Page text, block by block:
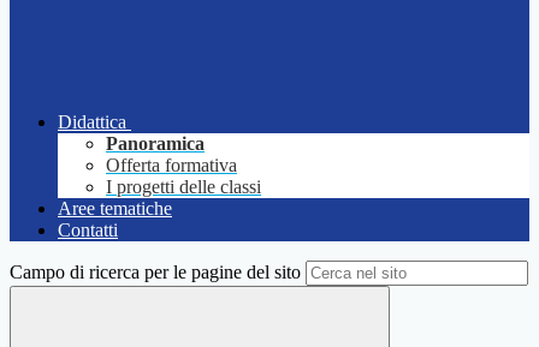
Didattica
Panoramica
Offerta formativa
I progetti delle classi
Aree tematiche
Contatti
Campo di ricerca per le pagine del sito